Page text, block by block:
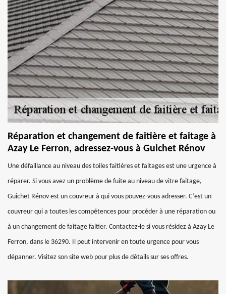
Réparation et changement de faitière et faitage à
Azay Le Ferron, adressez-vous à Guichet Rénov
Une défaillance au niveau des toiles faitières et faitages est une urgence à
réparer. Si vous avez un problème de fuite au niveau de vitre faitage,
Guichet Rénov est un couvreur à qui vous pouvez-vous adresser. C’est un
couvreur qui a toutes les compétences pour procéder à une réparation ou
à un changement de faitage faitier. Contactez-le si vous résidez à Azay Le
Ferron, dans le 36290. Il peut intervenir en toute urgence pour vous
dépanner. Visitez son site web pour plus de détails sur ses offres.